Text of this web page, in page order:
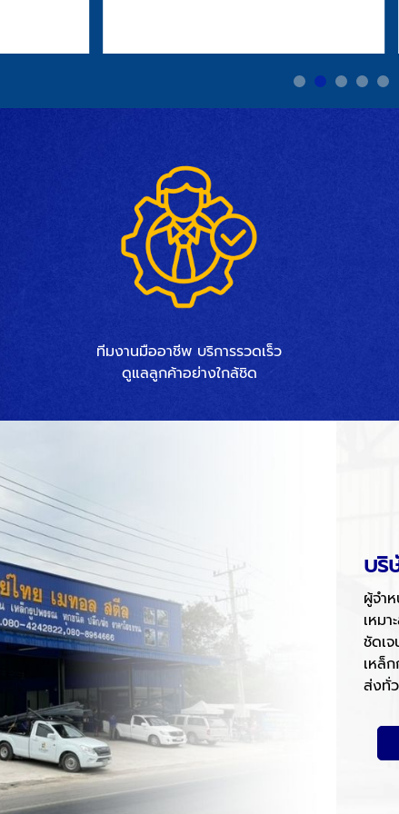
ทีมงานมืออาชีพ บริการรวดเร็ว
ดูแลลูกค้าอย่างใกล้ชิด
บริ
ผู้จำ
เหม
ชัดเ
เหล็
ส่งทั่